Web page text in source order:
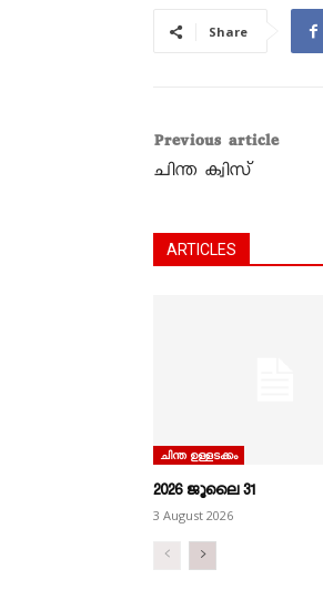
Share
Previous article
ചിന്ത ക്വിസ്
ARTICLES
ചിന്ത ഉള്ളടക്കം
2026 ജൂലൈ 31
3 August 2026